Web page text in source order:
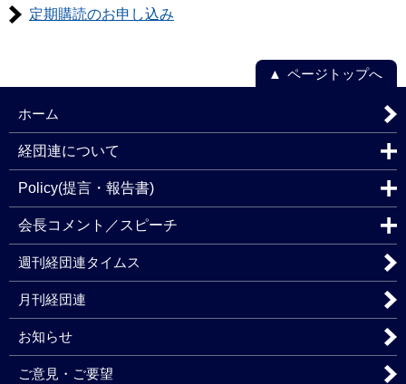
定期購読のお申し込み
ページトップへ
ホーム
経団連について
Policy(提言・報告書)
会長コメント／スピーチ
週刊経団連タイムス
月刊経団連
お知らせ
ご意見・ご要望